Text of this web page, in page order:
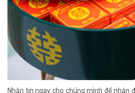
Nhắn tin ngay cho chúng mình để nhận